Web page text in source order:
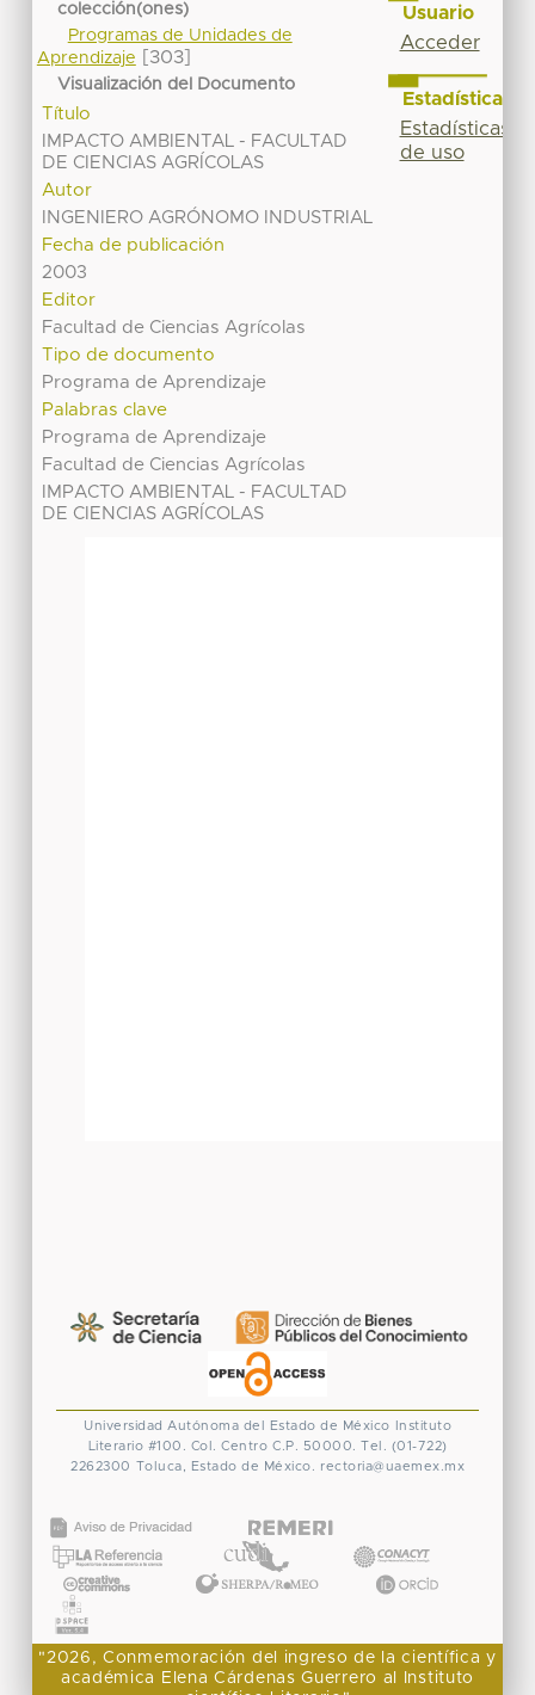
colección(ones)
Programas de Unidades de
Aprendizaje
[303]
Visualización del Documento
Título
IMPACTO AMBIENTAL - FACULTAD
DE CIENCIAS AGRÍCOLAS
Autor
INGENIERO AGRÓNOMO INDUSTRIAL
Fecha de publicación
2003
Editor
Facultad de Ciencias Agrícolas
Tipo de documento
Programa de Aprendizaje
Palabras clave
Programa de Aprendizaje
Facultad de Ciencias Agrícolas
IMPACTO AMBIENTAL - FACULTAD
DE CIENCIAS AGRÍCOLAS
Usuario
Acceder
Estadísticas
Estadísticas
de uso
Universidad Autónoma del Estado de México
Instituto
Literario #100. Col. Centro C.P. 50000. Tel. (01-722)
2262300 Toluca, Estado de México. rectoria@uaemex.mx
"2026, Conmemoración del ingreso de la científica y
académica Elena Cárdenas Guerrero al Instituto